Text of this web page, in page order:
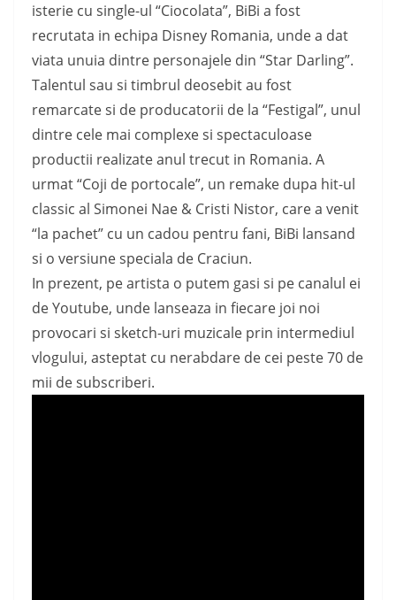
isterie cu single-ul “Ciocolata”, BiBi a fost
recrutata in echipa Disney Romania, unde a dat
viata unuia dintre personajele din “Star Darling”.
Talentul sau si timbrul deosebit au fost
remarcate si de producatorii de la “Festigal”, unul
dintre cele mai complexe si spectaculoase
productii realizate anul trecut in Romania. A
urmat “Coji de portocale”, un remake dupa hit-ul
classic al Simonei Nae & Cristi Nistor, care a venit
“la pachet” cu un cadou pentru fani, BiBi lansand
si o versiune speciala de Craciun.
In prezent, pe artista o putem gasi si pe canalul ei
de Youtube, unde lanseaza in fiecare joi noi
provocari si sketch-uri muzicale prin intermediul
vlogului, asteptat cu nerabdare de cei peste 70 de
mii de subscriberi.